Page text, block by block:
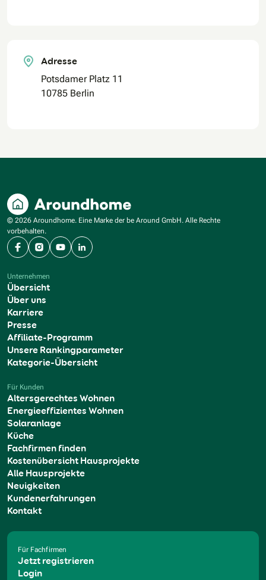
Adresse
Potsdamer Platz 11
10785 Berlin
© 2026 Aroundhome. Eine Marke der be Around GmbH. Alle Rechte
vorbehalten.
FacebookInstagram
YouTubeLinkedIn
Unternehmen
Übersicht
Über uns
Karriere
Presse
Affiliate-Programm
Unsere Rankingparameter
Kategorie-Übersicht
Für Kunden
Altersgerechtes Wohnen
Energieeffizientes Wohnen
Solaranlage
Küche
Fachfirmen finden
Kostenübersicht Hausprojekte
Alle Hausprojekte
Neuigkeiten
Kundenerfahrungen
Kontakt
Für Fachfirmen
Jetzt registrieren
Login